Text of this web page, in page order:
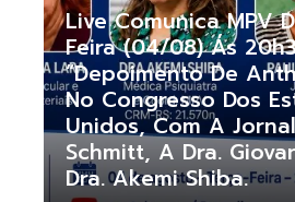
Live Comunica MPV
Feira (04/08) Ás
“Depoimento De
No Congresso Dos
Unidos, Com A
Schmitt, A Dra.
Dra. Akemi Shiba.